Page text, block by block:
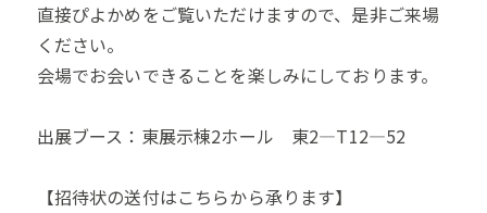
直接ぴよかめをご覧いただけますので、是非ご来場
ください。
会場でお会いできることを楽しみにしております。
出展ブース：東展示棟2ホール 東2―T12―52
【招待状の送付はこちらから承ります】